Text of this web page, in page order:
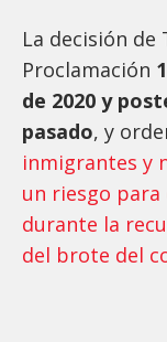
La decisión
Proclamación
de 2020 y
pasado, y
inmigrantes y
un riesgo para
durante la
del brote del